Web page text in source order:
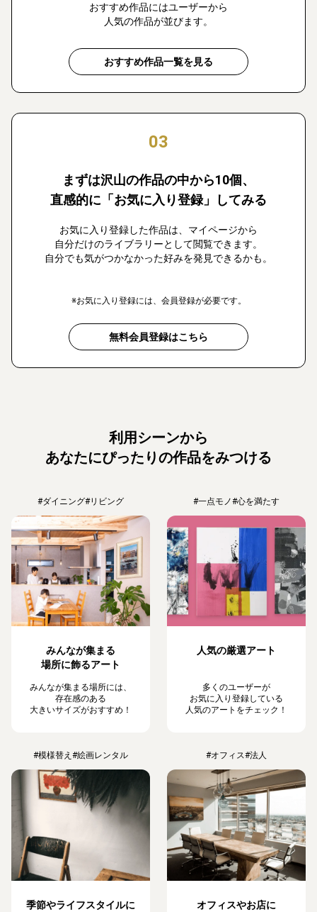
おすすめ作品にはユーザーから
人気の作品が並びます。
おすすめ作品一覧を見る
03
まずは沢山の作品の中から10個、
直感的に「お気に入り登録」してみる
お気に入り登録した作品は、マイページから
自分だけのライブラリーとして閲覧できます。
自分でも気がつかなかった好みを発見できるかも。
※お気に入り登録には、会員登録が必要です。
無料会員登録はこちら
利用シーンから
あなたにぴったりの作品をみつける
#ダイニング#リビング
みんなが集まる
場所に飾るアート
みんなが集まる場所には、
存在感のある
大きいサイズがおすすめ！
#一点モノ#心を満たす
人気の厳選アート
多くのユーザーが
お気に入り登録している
人気のアートをチェック！
#模様替え #絵画レンタル
季節やライフスタイルに
#オフィス#法人
オフィスやお店に